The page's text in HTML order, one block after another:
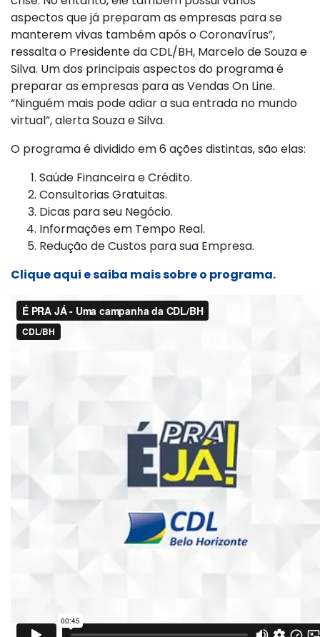
aspectos que já preparam as empresas para se
manterem vivas também após o Coronavírus”,
ressalta o Presidente da CDL/BH, Marcelo de Souza e
Silva. Um dos principais aspectos do programa é
preparar as empresas para as Vendas On Line.
“Ninguém mais pode adiar a sua entrada no mundo
virtual”, alerta Souza e Silva.
O programa é dividido em 6 ações distintas, são elas:
Saúde Financeira e Crédito.
Consultorias Gratuitas.
Dicas para seu Negócio.
Informações em Tempo Real.
Redução de Custos para sua Empresa.
Clique aqui e saiba mais sobre o programa.